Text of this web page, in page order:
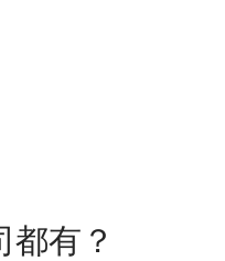
有？